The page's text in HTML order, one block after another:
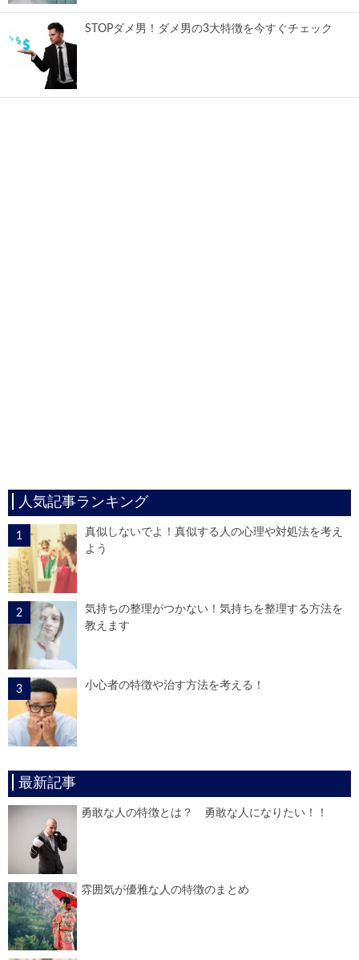
STOPダメ男！ダメ男の3大特徴を今すぐチェック
人気記事ランキング
真似しないでよ！真似する人の心理や対処法を考え
よう
気持ちの整理がつかない！気持ちを整理する方法を
教えます
小心者の特徴や治す方法を考える！
最新記事
勇敢な人の特徴とは？ 勇敢な人になりたい！！
雰囲気が優雅な人の特徴のまとめ